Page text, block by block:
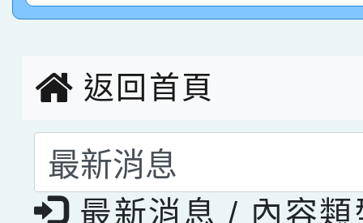
創客第三名。
返回首頁
選擇後頁面內容會更
最新消息 / 內容類